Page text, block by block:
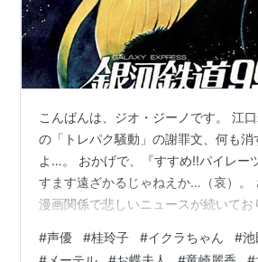
こんばんは、ジオ・ジーノです。 江
の「トレパク騒動」の謝罪文、何も
よ…。 おかげで、『すすめ!!パイレー
すます遠ざかるじゃねえか…（哀）。
漫画関係で悲しいニュースが続いてお
界に貢献した名声優が、立て続けにお
#声優 #桂玲子 #イクラちゃん #